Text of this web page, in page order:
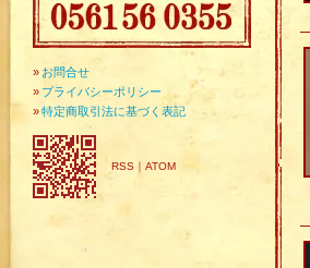
» お問合せ
» プライバシーポリシー
»特定商取引法に基づく表記
RSS ｜ ATOM